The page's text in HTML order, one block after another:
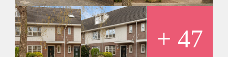
douche, 2e toilet en een dubbele wastafel.
2e Etage:
Aparte waskamer. Zeer ruime 4e slaapkamer met dakkapel
over de volledige breedte van de kamer.
Prachtige tuin met achterom, schuur en overkapping met
+ 47